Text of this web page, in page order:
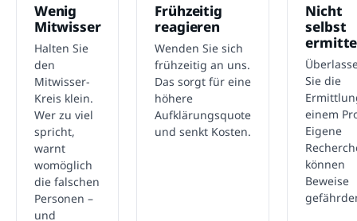
Wenig
Mitwisser
Halten Sie
den
Mitwisser-
Kreis klein.
Wer zu viel
spricht,
warnt
womöglich
die falschen
Personen –
und
Frühzeitig
reagieren
Wenden Sie sich
frühzeitig an uns.
Das sorgt für eine
höhere
Aufklärungsquote
und senkt Kosten.
Nicht
selbst
Sie die
einem
Eigene
können
Beweise